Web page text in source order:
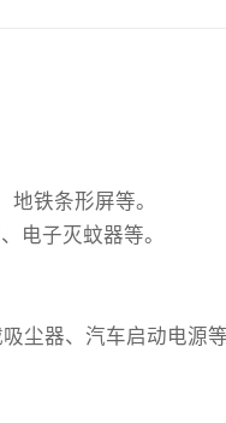
铁条形屏等。
电子灭蚊器等。
尘器、汽车启动电源等